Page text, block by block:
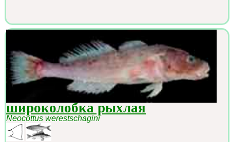
широколобка рыхлая
Neocottus werestschagini